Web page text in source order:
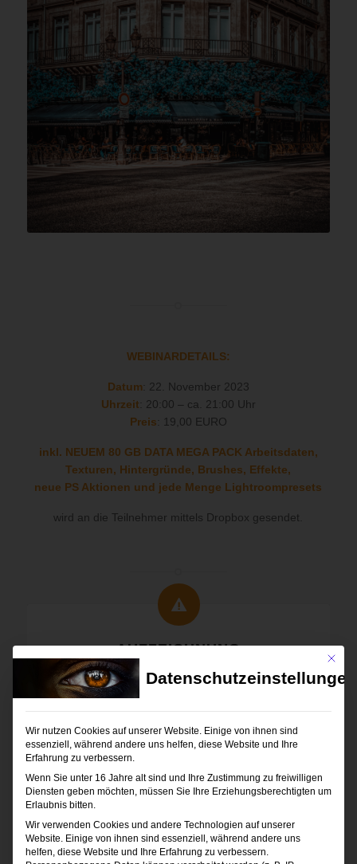
WEBINARDETAILS:
Datum: 22. November 2023
Uhrzeit : 20:00 – ca. 21:00 Uhr
Preis : 19,00 EURO
inkl. NEUEM 80 GB DATA MEGA PACK Arbeitsdaten,
Texturen, Hintergründe, Brushes, Effekte,
neue PS Aktionen und jede Menge Lightroompresets
wird an die Teilnehmer mittels Dropbox gesendet.
AUFZEICHNUNG
Das Webinar wird aufgezeichnet, so kann man
während des Vortrages zusehen, zurücklehnen und
Fragen stellen. Die Aufzeichnung erähltst Du 1-2
Tage nach dem Webinar, so kannst Du das Gelehrte
nachträglich in Ruhe nochmals durchgehen.
Wenn du am Tag des Webinars nicht live dabei sein
kannst bekommst du den Mitschnitt des Webinar per
Mit
Datenschutzeinstellungen
Wir nutzen Cookies auf unserer Website. Einige von ihnen sind
essenziell, während andere uns helfen, diese Website und Ihre
Erfahrung zu verbessern.
Wenn Sie unter 16 Jahre alt sind und Ihre Zustimmung zu freiwilligen
Diensten geben möchten, müssen Sie Ihre Erziehungsberechtigten um
Erlaubnis bitten.
Wir verwenden Cookies und andere Technologien auf unserer
Website. Einige von ihnen sind essenziell, während andere uns
helfen, diese Website und Ihre Erfahrung zu verbessern.